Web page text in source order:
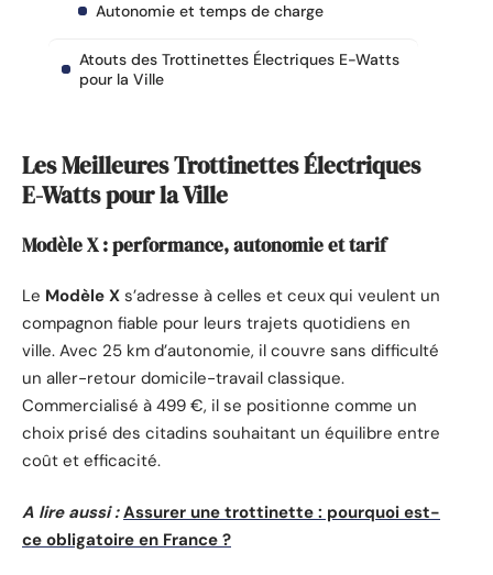
Autonomie et temps de charge
Atouts des Trottinettes Électriques E-Watts
pour la Ville
Les Meilleures Trottinettes Électriques
E-Watts pour la Ville
Modèle X : performance, autonomie et tarif
Le Modèle X s’adresse à celles et ceux qui veulent un
compagnon fiable pour leurs trajets quotidiens en
ville. Avec 25 km d’autonomie, il couvre sans difficulté
un aller-retour domicile-travail classique.
Commercialisé à 499 €, il se positionne comme un
choix prisé des citadins souhaitant un équilibre entre
coût et efficacité.
A lire aussi : Assurer une trottinette : pourquoi est-
ce obligatoire en France ?